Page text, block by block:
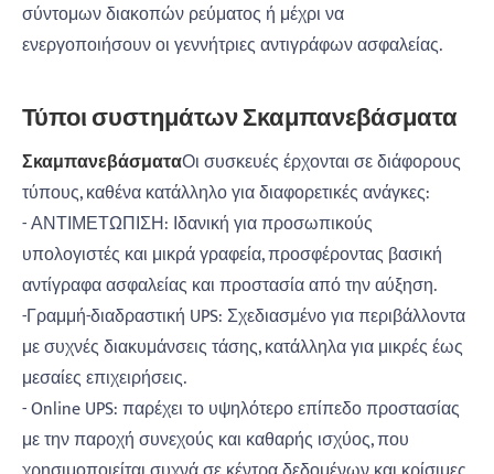
σύντομων διακοπών ρεύματος ή μέχρι να
ενεργοποιήσουν οι γεννήτριες αντιγράφων ασφαλείας.
Τύποι συστημάτων Σκαμπανεβάσματα
ΣκαμπανεβάσματαΟι συσκευές έρχονται σε διάφορους
τύπους, καθένα κατάλληλο για διαφορετικές ανάγκες:
- ΑΝΤΙΜΕΤΩΠΙΣΗ: Ιδανική για προσωπικούς
υπολογιστές και μικρά γραφεία, προσφέροντας βασική
αντίγραφα ασφαλείας και προστασία από την αύξηση.
-Γραμμή-διαδραστική UPS: Σχεδιασμένο για περιβάλλοντα
με συχνές διακυμάνσεις τάσης, κατάλληλα για μικρές έως
μεσαίες επιχειρήσεις.
- Online UPS: παρέχει το υψηλότερο επίπεδο προστασίας
με την παροχή συνεχούς και καθαρής ισχύος, που